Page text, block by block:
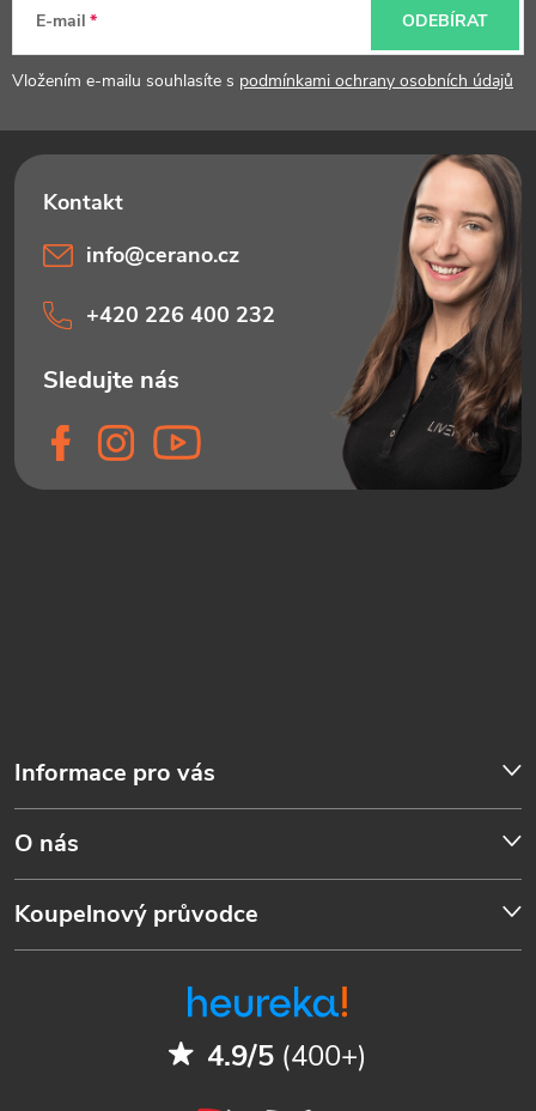
E-mail
Vložením e-mailu souhlasíte s podmínkami ochrany osobních údajů
ODEBÍRAT
Informace pro vás
O nás
Koupelnový průvodce
info@cerano.cz
+420 226 400 232
4.9/5 (400+)